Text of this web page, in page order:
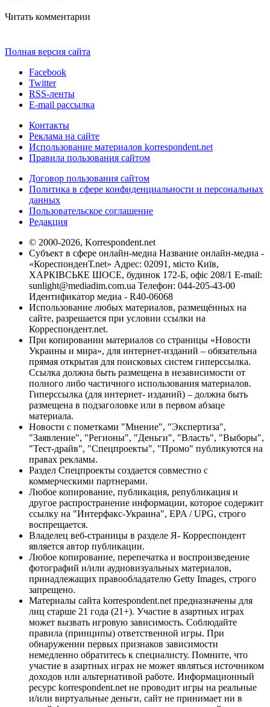
Читать комментарии
Полная версия сайта
Facebook
Twitter
RSS-ленты
E-mail рассылка
Контакты
Реклама на сайте
Использование материалов korrespondent.net
Правила пользования сайтом
Договор пользования сайтом
Политика в сфере конфиденциальности и персональных
данных
Пользовательское соглашение
Редакция
© 2000-2026, Korrespondent.net
Субъект в сфере онлайн-медиа Название онлайн-медиа -
«КореспонденТ.net» Адрес: 02091, місто Київ,
ХАРКІВСЬКЕ ШОСЕ, будинок 172-Б, офіс 208/1 E-mail:
sunlight@mediadim.com.ua Телефон: 044-205-43-00
Идентификатор медиа - R40-06068
Использование любых материалов, размещённых на
сайте, разрешается при условии ссылки на
Корреспондент.net.
При копировании материалов со страницы «Новости
Украины и мира», для интернет-изданий – обязательна
прямая открытая для поисковых систем гиперссылка.
Ссылка должна быть размещена в независимости от
полного либо частичного использования материалов.
Гиперссылка (для интернет- изданий) – должна быть
размещена в подзаголовке или в первом абзаце
материала.
Новости с пометками "Мнение", "Экспертиза",
"Заявление", "Регионы", "Деньги", "Власть", "Выборы",
"Тест-драйв", "Спецпроекты", "Промо" публикуются на
правах рекламы.
Раздел Спецпроекты создается совместно с
коммерческими партнерами.
Любое копирование, публикация, републикация и
другое распространение информации, которое содержит
ссылку на "Интерфакс-Украина", EPA / UPG, строго
воспрещается.
Владелец веб-страницы в разделе Я- Корреспондент
является автор публикации.
Любое копирование, перепечатка и воспроизведение
фотографий и/или аудиовизуальных материалов,
принадлежащих правообладателю Getty Images, строго
запрещено.
Материалы сайта korrespondent.net предназначены для
лиц старше 21 года (21+). Участие в азартных играх
может вызвать игровую зависимость. Соблюдайте
правила (принципы) ответственной игры. При
обнаружении первых признаков зависимости
немедленно обратитесь к специалисту. Помните, что
участие в азартных играх не может являться источником
доходов или альтернативой работе. Информационный
ресурс korrespondent.net не проводит игры на реальные
и/или виртуальные деньги, сайт не принимает ни в